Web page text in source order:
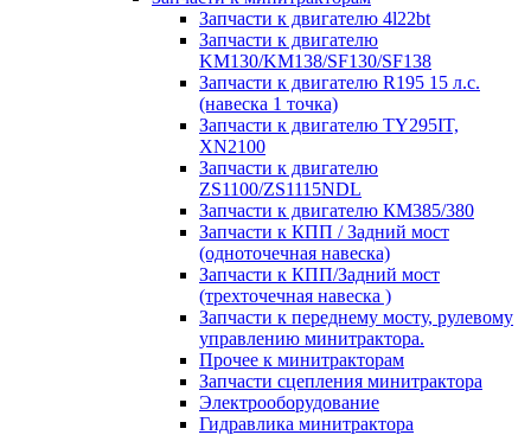
Запчасти к двигателю 4l22bt
Запчасти к двигателю
KM130/KM138/SF130/SF138
Запчасти к двигателю R195 15 л.с.
(навеска 1 точка)
Запчасти к двигателю TY295IT,
XN2100
Запчасти к двигателю
ZS1100/ZS1115NDL
Запчасти к двигателю КМ385/380
Запчасти к КПП / Задний мост
(одноточечная навеска)
Запчасти к КПП/Задний мост
(трехточечная навеска )
Запчасти к переднему мосту, рулевому
управлению минитрактора.
Прочее к минитракторам
Запчасти сцепления минитрактора
Электрооборудование
Гидравлика минитрактора